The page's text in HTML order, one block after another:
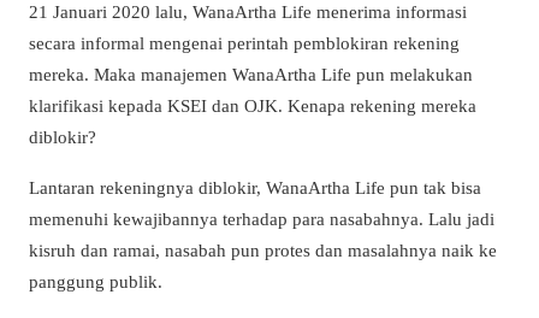
21 Januari 2020 lalu, WanaArtha Life menerima informasi
secara informal mengenai perintah pemblokiran rekening
mereka. Maka manajemen WanaArtha Life pun melakukan
klarifikasi kepada KSEI dan OJK. Kenapa rekening mereka
diblokir?
Lantaran rekeningnya diblokir, WanaArtha Life pun tak bisa
memenuhi kewajibannya terhadap para nasabahnya. Lalu jadi
kisruh dan ramai, nasabah pun protes dan masalahnya naik ke
panggung publik.